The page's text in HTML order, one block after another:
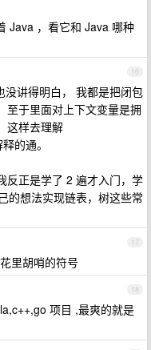
Java ，看它和 Java 哪种
16
讲得明白， 我都是把闭包
至于里面对上下文变量是拥
这样去理解
的通。
反正是学了 2 遍才入门，学
的想法实现链表，树这些常
17
里胡哨的符号
18
项目 ,最爽的就是